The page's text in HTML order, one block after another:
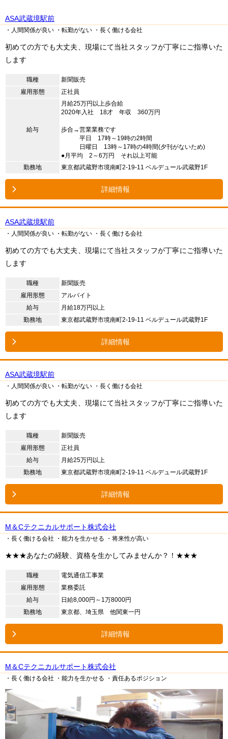
ASA武蔵境駅前
・人間関係が良い ・転勤がない ・長く働ける会社
初めての方でも大丈夫、現場にて当社スタッフが丁寧にご指導いた
します
職種
新聞販売
雇用形態
正社員
給与
月給25万円以上歩合給
2020年入社 18才 年収 360万円
歩合→営業業務です
平日 17時～19時の2時間
日曜日 13時～17時の4時間(夕刊がないため)
●月平均 2～6万円 それ以上可能
勤務地
東京都武蔵野市境南町2-19-11 ベルデュール武蔵野1F
詳細情報
ASA武蔵境駅前
・人間関係が良い ・転勤がない ・長く働ける会社
初めての方でも大丈夫、現場にて当社スタッフが丁寧にご指導いた
します
職種
新聞販売
雇用形態
アルバイト
給与
月給18万円以上
勤務地
東京都武蔵野市境南町2-19-11 ベルデュール武蔵野1F
詳細情報
ASA武蔵境駅前
・人間関係が良い ・転勤がない ・長く働ける会社
初めての方でも大丈夫、現場にて当社スタッフが丁寧にご指導いた
します
職種
新聞販売
雇用形態
正社員
給与
月給25万円以上
勤務地
東京都武蔵野市境南町2-19-11 ベルデュール武蔵野1F
詳細情報
M＆Cテクニカルサポート株式会社
・長く働ける会社 ・能力を生かせる ・将来性が高い
★★★あなたの経験、資格を生かしてみませんか？！★★★
職種
電気通信工事業
雇用形態
業務委託
給与
日給8,000円～1万8000円
勤務地
東京都、埼玉県 他関東一円
詳細情報
M＆Cテクニカルサポート株式会社
・長く働ける会社 ・能力を生かせる ・責任あるポジション